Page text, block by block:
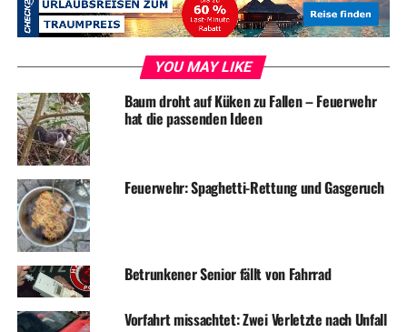
RELATED TOPICS: BLAULICHT DIEBSTAHL
EINBRUCH
NEWS
Guten Rutsch und alles Gute für 2023!
DON'T MISS
Einbruch in Einfamilienhaus – Schmuck geklaut
YOU MAY LIKE
Baum droht auf Küken zu Fallen – Feuerwehr
hat die passenden Ideen
Feuerwehr: Spaghetti-Rettung und Gasgeruch
Betrunkener Senior fällt von Fahrrad
Vorfahrt missachtet: Zwei Verletzte nach Unfall